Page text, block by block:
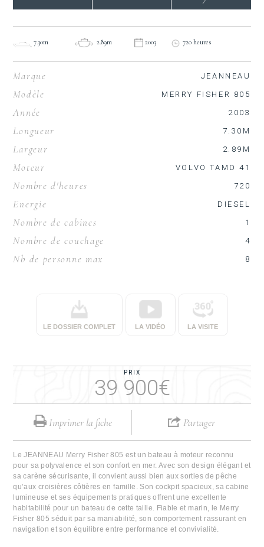
7.30m 2.89m 2003 720 heures
Marque JEANNEAU
Modèle MERRY FISHER 805
Année 2003
Longueur 7.30M
Largeur 2.89M
Moteur VOLVO TAMD 41
Nombre d'heures 720
Energie DIESEL
Nombre de cabines 1
Nombre de couchage 4
Nb de personne max 8
LE DOSSIER COMPLET LA VIDÉO LA VISITE
PRIX
39 900€
Imprimer la fiche Partager
Le JEANNEAU Merry Fisher 805 est un bateau à moteur reconnu
pour sa polyvalence et son confort en mer. Avec son design élégant et
sa carène sécurisante, il convient aussi bien aux sorties de pêche
qu’aux croisières côtières en famille. Son cockpit spacieux, sa cabine
lumineuse et ses équipements pratiques offrent une excellente
habitabilité pour un bateau de cette taille. Fiable et marin, le Merry
Fisher 805 séduit par sa maniabilité, son comportement rassurant en
navigation et son équilibre entre performance et convivialité.